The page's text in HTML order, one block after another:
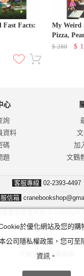
Fast Facts:
My Weird
Pizza,
Pickle
$280 $
心
詢
資料
碼
題
加
文鶴
客服專線 02-2393-4497
信箱
求並指示您至ATM操作。
訂單錯誤問題。隨時可撥打
手機版 |
於優化網站及您的購
公司隱私權政策，您可至
資訊。